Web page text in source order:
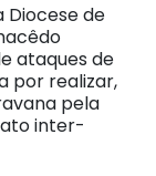
Diocese de
ataques de
por realizar,
pela
inter-